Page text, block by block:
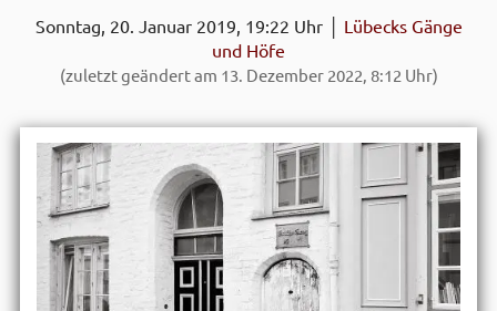
Sonntag, 20. Januar 2019, 19:22 Uhr │ Lübecks Gänge
und Höfe
(zuletzt geändert am 13. Dezember 2022, 8:12 Uhr)